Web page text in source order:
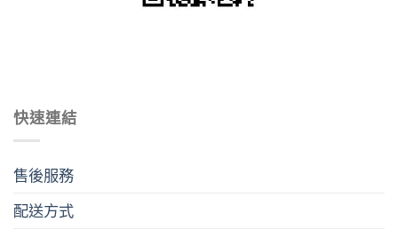
快速連結
售後服務
配送方式